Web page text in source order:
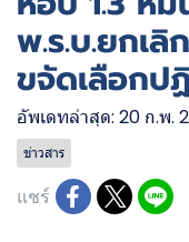
พ.ร.บ.ยกเลิ
ขจัดเลือกป
อัพเดทล่าสุด: 20 ก.พ.
ข่าวสาร
แชร์